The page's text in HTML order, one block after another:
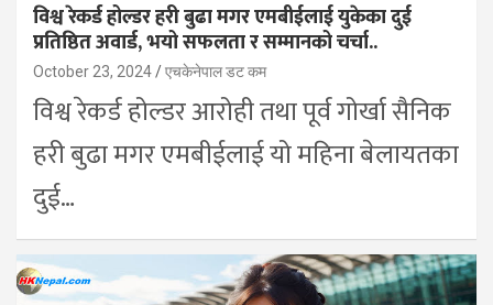
विश्व रेकर्ड होल्डर हरी बुढा मगर एमबीईलाई युकेका दुई
प्रतिष्ठित अवार्ड, भयो सफलता र सम्मानको चर्चा..
October 23, 2024 एचकेनेपाल डट कम
विश्व रेकर्ड होल्डर आरोही तथा पूर्व गोर्खा सैनिक
हरी बुढा मगर एमबीईलाई यो महिना बेलायतका
दुई…